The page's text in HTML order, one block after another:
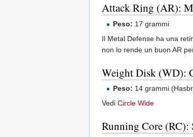
Attack Ring (AR):
Peso: 17 grammi
Il Metal Defense ha una
non lo rende un buon AR
Weight Disk (WD):
Peso: 14 grammi
Vedi Circle Wide
Running Core (RC):